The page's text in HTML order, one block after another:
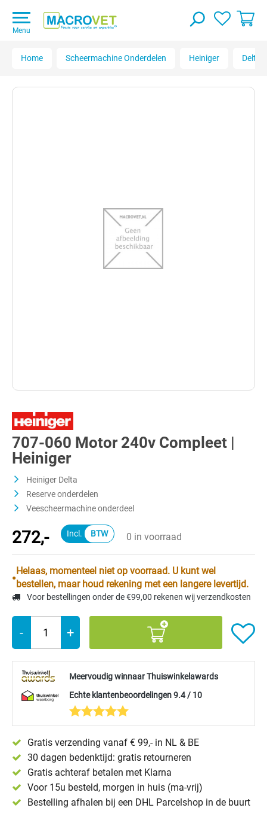
Menu
Home Scheermachine Onderdelen Heiniger Delta
707-060 Motor 240v Compleet |
Heiniger
Heiniger Delta
Reserve onderdelen
Veescheermachine onderdeel
272,- 0 in voorraad
Helaas, momenteel niet op voorraad. U kunt wel
bestellen, maar houd rekening met een langere levertijd.
Voor bestellingen onder de €99,00 rekenen wij verzendkosten
- +
Meervoudig winnaar Thuiswinkelawards
Echte klantenbeoordelingen 9.4 / 10
Gratis verzending vanaf € 99,- in NL & BE
30 dagen bedenktijd: gratis retourneren
Gratis achteraf betalen met Klarna
Voor 15u besteld, morgen in huis (ma-vrij)
Bestelling afhalen bij een DHL Parcelshop in de buurt